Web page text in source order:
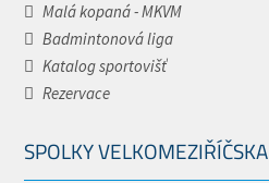
Malá kopaná - MKVM
Badmintonová liga
Katalog sportovišť
Rezervace
SPOLKY VELKOMEZIŘÍČSKA